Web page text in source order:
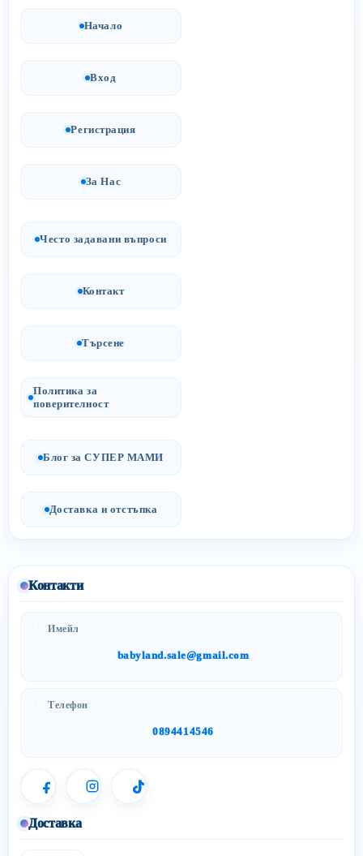
Начало
Вход
Регистрация
За Нас
Често задавани въпроси
Контакт
Търсене
Политика за
поверителност
Блог за СУПЕР МАМИ
Доставка и отстъпка
Контакти
Имейл
babyland.sale@gmail.com
Телефон
0894414546
Доставка